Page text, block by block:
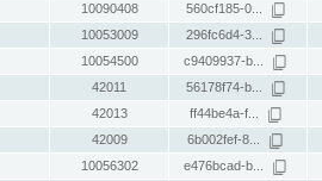
10090408 560cf185-0...
10053009 296fc6d4-3...
10054500 c9409937-b...
42011 56178f74-b...
42013 ff44be4a-f...
42009 6b002fef-8...
10056302 e476bcad-b...